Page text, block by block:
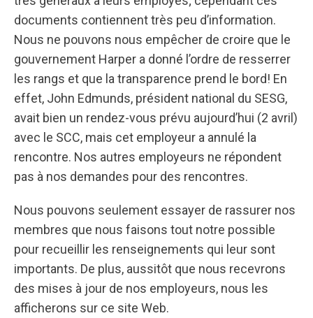
documents contiennent très peu d’information.
Nous ne pouvons nous empêcher de croire que le
gouvernement Harper a donné l’ordre de resserrer
les rangs et que la transparence prend le bord! En
effet, John Edmunds, président national du SESG,
avait bien un rendez-vous prévu aujourd’hui (2 avril)
avec le SCC, mais cet employeur a annulé la
rencontre. Nos autres employeurs ne répondent
pas à nos demandes pour des rencontres.
Nous pouvons seulement essayer de rassurer nos
membres que nous faisons tout notre possible
pour recueillir les renseignements qui leur sont
importants. De plus, aussitôt que nous recevrons
des mises à jour de nos employeurs, nous les
afficherons sur ce site Web.